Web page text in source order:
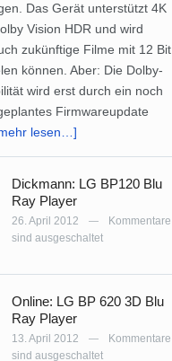
Das Gerät unterstützt 4K
Vision HDR und wird
zukünftige Filme mit 12 Bit
können. Aber: Die Dolby-
wird erst durch ein noch
Firmwareupdate
lesen…]
Dickmann: LG BP120 Blu
Ray Player
26. April 2012 —
Kommentare
sind ausgeschaltet
Online: LG BP 620 3D Blu
Ray Player
13. April 2012 —
Kommentare
sind ausgeschaltet